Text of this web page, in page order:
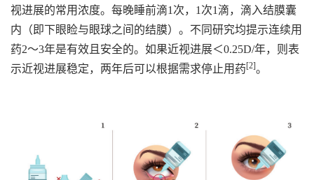
视进展的常用浓度。每晚睡前滴1次，1次1滴，滴入结膜囊
内（即下眼睑与眼球之间的结膜）。不同研究均提示连续用
药2～3年是有效且安全的。如果近视进展＜0.25D/年，则表
示近视进展稳定，两年后可以根据需求停止用药[2]。